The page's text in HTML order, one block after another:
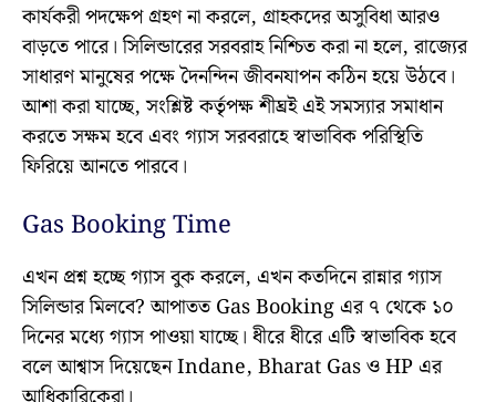
কার্যকরী পদক্ষেপ গ্রহণ না করলে, গ্রাহকদের অসুবিধা আরও
বাড়তে পারে। সিলিন্ডারের সরবরাহ নিশ্চিত করা না হলে, রাজ্যের
সাধারণ মানুষের পক্ষে দৈনন্দিন জীবনযাপন কঠিন হয়ে উঠবে।
আশা করা যাচ্ছে, সংশ্লিষ্ট কর্তৃপক্ষ শীঘ্রই এই সমস্যার সমাধান
করতে সক্ষম হবে এবং গ্যাস সরবরাহে স্বাভাবিক পরিস্থিতি
ফিরিয়ে আনতে পারবে।
Gas Booking Time
এখন প্রশ্ন হচ্ছে গ্যাস বুক করলে, এখন কতদিনে রান্নার গ্যাস
সিলিন্ডার মিলবে? আপাতত Gas Booking এর ৭ থেকে ১০
দিনের মধ্যে গ্যাস পাওয়া যাচ্ছে। ধীরে ধীরে এটি স্বাভাবিক হবে
বলে আশ্বাস দিয়েছেন Indane, Bharat Gas ও HP এর